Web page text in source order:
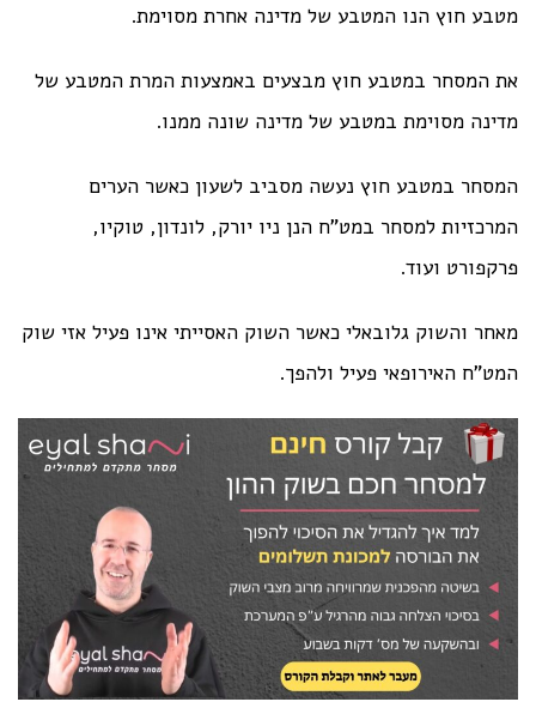
מטבע חוץ הנו המטבע של מדינה אחרת מסוימת.
את המסחר במטבע חוץ מבצעים באמצעות המרת המטבע של
מדינה מסוימת במטבע של מדינה שונה ממנו.
המסחר במטבע חוץ נעשה מסביב לשעון כאשר הערים
המרכזיות למסחר במט"ח הנן ניו יורק, לונדון, טוקיו,
פרקפורט ועוד.
מאחר והשוק גלובאלי כאשר השוק האסייתי אינו פעיל אזי שוק
המט"ח האירופאי פעיל ולהפך.